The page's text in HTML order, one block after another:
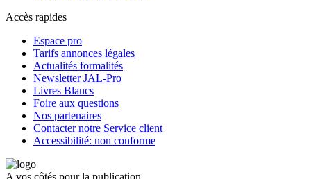
Accès rapides
Espace pro
Tarifs annonces légales
Actualités formalités
Newsletter JAL-Pro
Livres Blancs
Foire aux questions
Nos partenaires
Contacter notre Service client
Accessibilité: non conforme
A vos côtés pour la publication